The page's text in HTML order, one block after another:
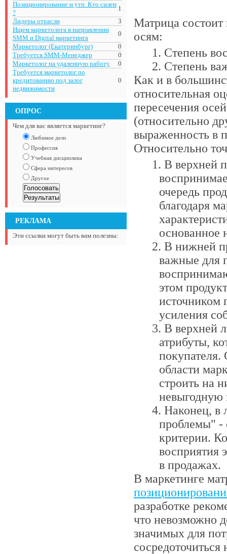
Позиционирование и утп. Кто силен
?
1
Лидеры отрасли
3
Ищем маркетолога в направлении
SMM и Digital маркетинга
0
Маркетолог (Екатеринбург)
0
Требуется SMM-Менеджер
0
Маркетолог на удаленную работу
0
Требуется маркетолог по
кредитованию под залог
недвижимости
0
ОПРОС
Чем для вас является маркетинг?
Любимое дело
Профессия
Учебная дисциплина
Сфера интересов
Другое
РЕКЛАМА
Эти ссылки могут быть вам полезны:
Матрица состоит
осям:
Степень
Степень
Как и в
относительная
пересечения
(относительно
выраженность в
Относительно
В верхней
очередь
благодаря
основанное
В нижней
важные для
этом
источником
усиления
В верхней
атрибуты,
области
строить на
невыгодную
Наконец, в
проблемы" -
критерии.
восприятия
в продажах.
В маркетинге
разработке
что невозможно
значимых для